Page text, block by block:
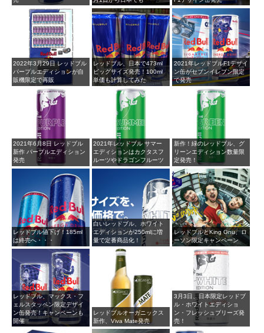
2022年3月29日 レッドブル
パープルエディションが自
販機限定で再販
レッドブル、日本で473ml
ビッグサイズ発売！100ml
単価も計算してみた
2021年レッドブルF1デザイ
ン缶がセブンイレブン限定
で発売
2021年6月8日 レッドブル
新作 パープルエディション
発売
2021年レッドブル サマー
エディションはカクタスフ
ルーツやドラゴンフルーツ
新作！緑のレッドブル、グ
リーンエディション数量限
定発売！
レッドブル値下げ！185ml
は終売へ・・・
白いレッドブル、ホワイト
エディションが250mlに増
量で定番商品化！
レッドブルとKing Gnu、ロ
ーソン限定キャンペーン
レッドブル、マックス・フ
ェルスタッペン限定デザイ
ン缶発売！キャンペーンも
開催
レッドブルオーガニックス
新作、Viva Mate発売
3月3日、日本限定レッドブ
ル・ホワイトエディショ
ン・フレッシュブリーズ発
売！